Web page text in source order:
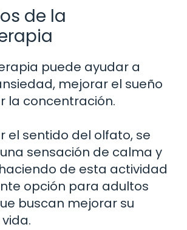
de la
puede ayudar a
mejorar el sueño
la concentración.
el sentido del olfato, se
sensación de calma y
de esta actividad
opción para adultos
buscan mejorar su